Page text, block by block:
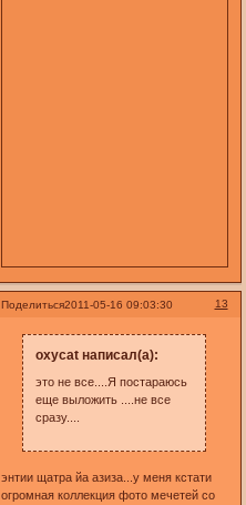
Поделиться 13
2011-05-16 09:03:30
oxycat написал(а):
это не все....Я постараюсь
еще выложить ....не все
сразу....
энтии щатра йа азиза...у меня кстати
огромная коллекция фото мечетей со